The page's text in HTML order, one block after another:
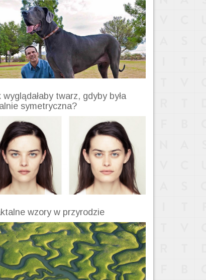
wyglądałaby twarz, gdyby była
symetryczna?
wzory w przyrodzie